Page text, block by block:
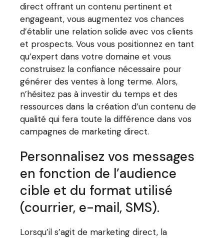
direct offrant un contenu pertinent et
engageant, vous augmentez vos chances
d’établir une relation solide avec vos clients
et prospects. Vous vous positionnez en tant
qu’expert dans votre domaine et vous
construisez la confiance nécessaire pour
générer des ventes à long terme. Alors,
n’hésitez pas à investir du temps et des
ressources dans la création d’un contenu de
qualité qui fera toute la différence dans vos
campagnes de marketing direct.
Personnalisez vos messages
en fonction de l’audience
cible et du format utilisé
(courrier, e-mail, SMS).
Lorsqu’il s’agit de marketing direct, la